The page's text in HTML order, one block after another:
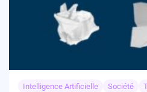
Intelligence Artificielle Société